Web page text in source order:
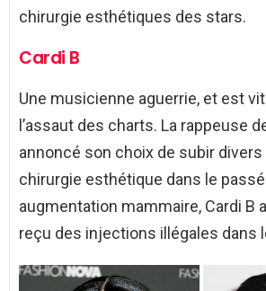
chirurgie esthétiques des stars.
Cardi B
Une musicienne aguerrie, et est
l’assaut des charts. La rappeuse
annoncé son choix de subir
chirurgie esthétique dans le
augmentation mammaire, Cardi B
reçu des injections illégales dans